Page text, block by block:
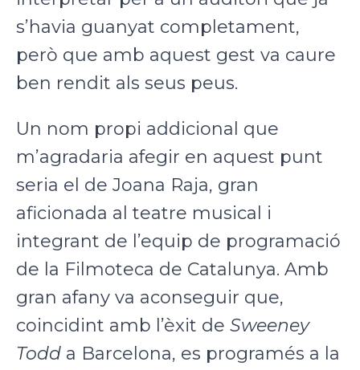
s’havia guanyat completament,
però que amb aquest gest va caure
ben rendit als seus peus.
Un nom propi addicional que
m’agradaria afegir en aquest punt
seria el de Joana Raja, gran
aficionada al teatre musical i
integrant de l’equip de programació
de la Filmoteca de Catalunya. Amb
gran afany va aconseguir que,
coincidint amb l’èxit de Sweeney
Todd a Barcelona, es programés a la